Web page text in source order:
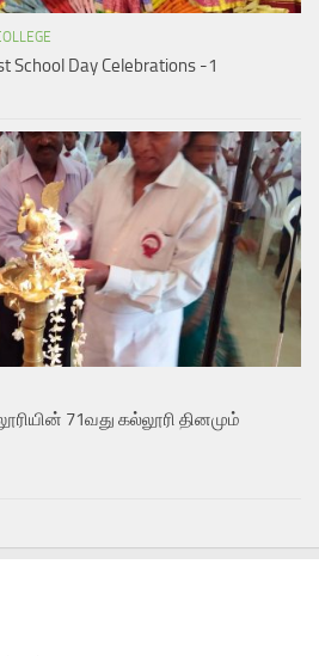
School Day Celebrations -1
71வது கல்லூரி தினமும்